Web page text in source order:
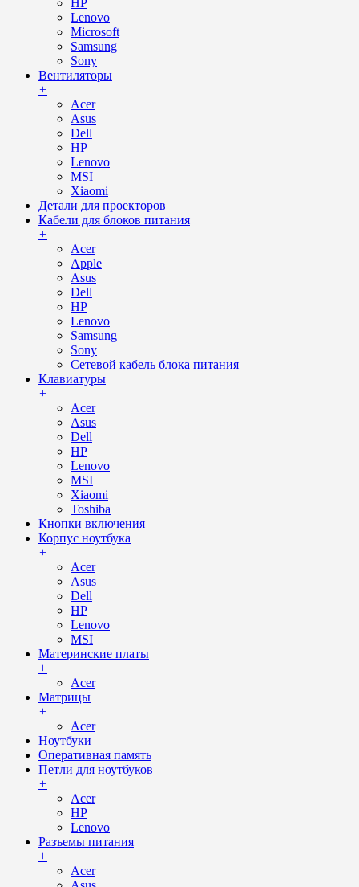
HP
Lenovo
Microsoft
Samsung
Sony
Вентиляторы
+
Acer
Asus
Dell
HP
Lenovo
MSI
Xiaomi
Детали для проекторов
Кабели для блоков питания
+
Acer
Apple
Asus
Dell
HP
Lenovo
Samsung
Sony
Сетевой кабель блока питания
Клавиатуры
+
Acer
Asus
Dell
HP
Lenovo
MSI
Xiaomi
Toshiba
Кнопки включения
Корпус ноутбука
+
Acer
Asus
Dell
HP
Lenovo
MSI
Материнские платы
+
Acer
Матрицы
+
Acer
Ноутбуки
Оперативная память
Петли для ноутбуков
+
Acer
HP
Lenovo
Разъемы питания
+
Acer